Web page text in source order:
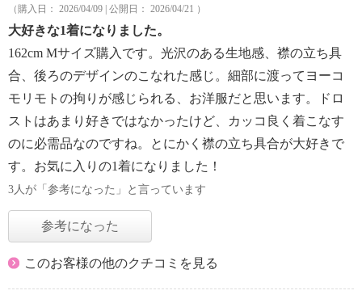
（購入日： 2026/04/09 | 公開日： 2026/04/21 ）
大好きな1着になりました。
162cm Mサイズ購入です。光沢のある生地感、襟の立ち具
合、後ろのデザインのこなれた感じ。細部に渡ってヨーコ
モリモトの拘りが感じられる、お洋服だと思います。ドロ
ストはあまり好きではなかったけど、カッコ良く着こなす
のに必需品なのですね。とにかく襟の立ち具合が大好きで
す。お気に入りの1着になりました！
3人が「参考になった」と言っています
参考になった
このお客様の他のクチコミを見る